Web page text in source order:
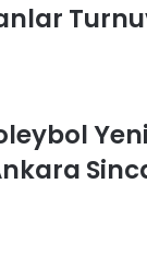
e
e
Yeni